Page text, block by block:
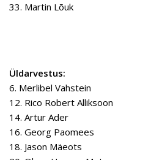
33. Martin Lõuk
Üldarvestus:
6. Merlibel Vahstein
12. Rico Robert Alliksoon
14. Artur Ader
16. Georg Paomees
18. Jason Mäeots